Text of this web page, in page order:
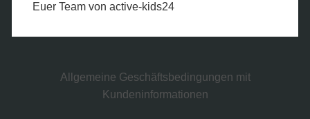
Allgemeine Geschäftsbedingungen mit
Kundeninformationen
Euer Team von active-kids24